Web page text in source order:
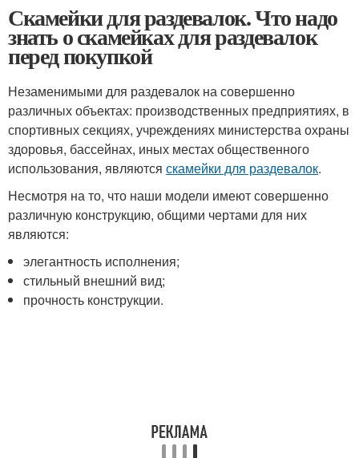
Скамейки для раздевалок. Что надо
знать о скамейках для раздевалок
перед покупкой
Незаменимыми для раздевалок на совершенно
различных объектах: производственных предприятиях, в
спортивных секциях, учреждениях министерства охраны
здоровья, бассейнах, иных местах общественного
использования, являются скамейки для раздевалок.
Несмотря на то, что наши модели имеют совершенно
различную конструкцию, общими чертами для них
являются:
элегантность исполнения;
стильный внешний вид;
прочность конструкции.